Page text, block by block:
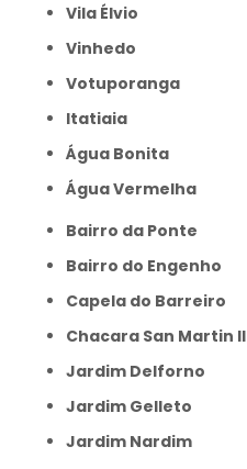
Vila Élvio
Vinhedo
Votuporanga
itatiaia
Água Bonita
Água Vermelha
Bairro da Ponte
Bairro do Engenho
Capela do Barreiro
Chacara San Martin II
Jardim Delforno
Jardim Gelleto
Jardim Nardim